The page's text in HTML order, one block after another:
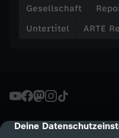
cmp-dialog-
Deine
e
o
b
Gesellschaft
Untertitel
ARTE